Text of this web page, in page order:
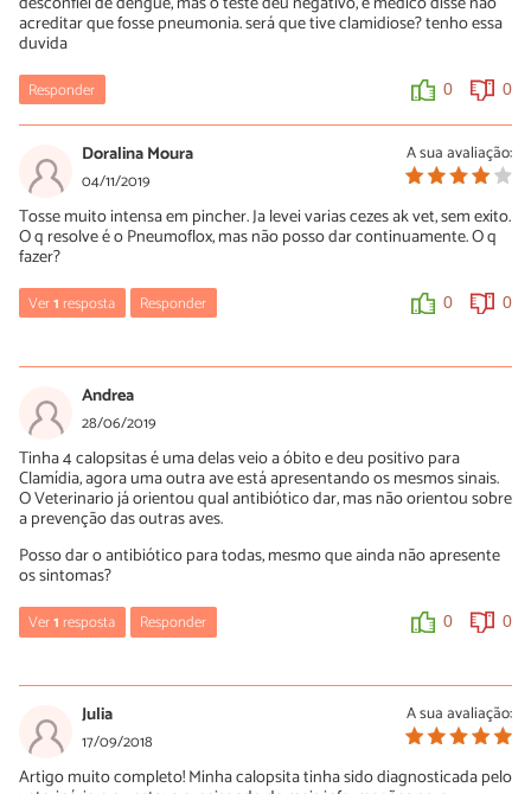
acreditar que fosse pneumonia. será que tive clamidiose? tenho essa
duvida
Responder 0 0
A sua avaliação:
Doralina Moura
04/11/2019
Tosse muito intensa em pincher. Ja levei varias cezes ak vet, sem exito.
O q resolve é o Pneumoflox, mas não posso dar continuamente. O q
fazer?
Ver1resposta Responder 0 0
05/11/2019
Oi Doralina! Sem ver o seu cachorro não conseguimos passar
nenhum diagnóstico. No entanto, recomendamos que você
busque uma segunda opinião veterinária.
De qualquer forma, temos um artigos sobre cachorro com tosse
que pode te ajuda com algumas informações, confira:
https://www.peritoanimal.com.br/cachorro-com-tosse-
sintomas-causas-e-tratamento-22860.html
Andrea
28/06/2019
Tinha 4 calopsitas é uma delas veio a óbito e deu positivo para
Clamídia, agora uma outra ave está apresentando os mesmos sinais.
O Veterinario já orientou qual antibiótico dar, mas não orientou sobre
a prevenção das outras aves.
Posso dar o antibiótico para todas, mesmo que ainda não apresente
os sintomas?
Ver1resposta Responder 0 0
Oi Andrea! A equipe do PeritoAnimal não recomenda que você
medique os seus pets sem indicação profissional. Por isso,
recomendamos que você volte ao veterinário e questione sobre a
A sua avaliação:
Julia
17/09/2018
Artigo muito completo! Minha calopsita tinha sido diagnosticada pelo